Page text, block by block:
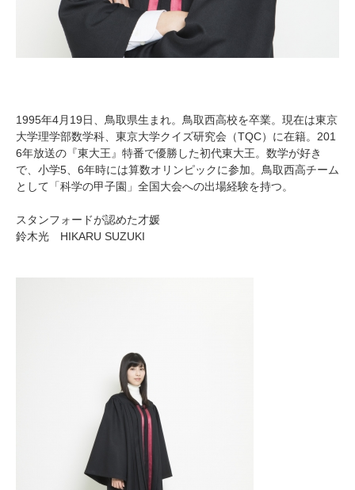
1995年4月19日、鳥取県生まれ。鳥取西高校を卒業。現在は東京
大学理学部数学科、東京大学クイズ研究会（TQC）に在籍。201
6年放送の『東大王』特番で優勝した初代東大王。数学が好き
で、小学5、6年時には算数オリンピックに参加。鳥取西高チーム
として「科学の甲子園」全国大会への出場経験を持つ。
スタンフォードが認めた才媛
鈴木光 HIKARU SUZUKI